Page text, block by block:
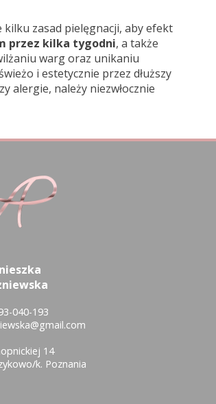
zasad pielęgnacji, aby efekt
przez kilka tygodni, a także
warg oraz unikaniu
i estetycznie przez dłuższy
alergie, należy niezwłocznie
040-193
14
/k. Poznania